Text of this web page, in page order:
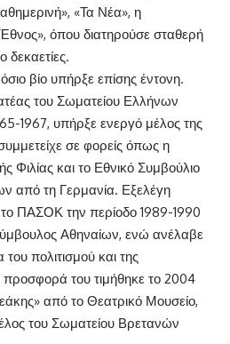
«Τα Νέα», η
όπου διατηρούσε σταθερή
δεκαετίες.
βίο υπήρξε επίσης έντονη.
του Σωματείου Ελλήνων
1967, υπήρξε ενεργό μέλος της
σε φορείς όπως η
Φιλίας και το Εθνικό Συμβούλιο
από τη Γερμανία. Εξελέγη
ΠΑΣΟΚ την περίοδο 1989-1990
Αθηναίων, ενώ ανέλαβε
πολιτισμού και της
προσφορά του τιμήθηκε το 2004
από το Θεατρικό Μουσείο,
του Σωματείου Βρετανών